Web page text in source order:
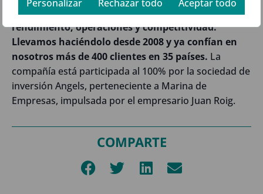
Personalizar Rechazar todo Aceptar todo
que buscan soluciones que mejoren su
rendimiento, operaciones y competitividad.
Llevamos haciéndolo desde 2008 y ya confían en
nosotros más de 400 clientes en 35 países. La
compañía está participada al 100% por la sociedad de
inversión Angels, perteneciente a Marina de
Empresas, impulsada por el empresario Juan Roig.
COMPARTE